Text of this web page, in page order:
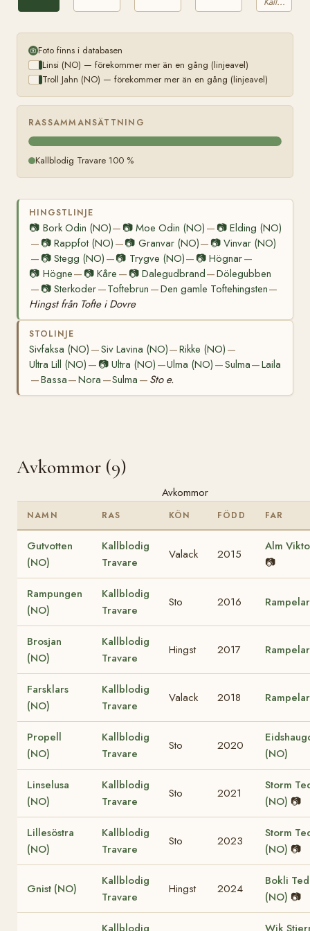
Foto finns i databasen
Linsi (NO) — förekommer mer än en gång (linjeavel)
Troll Jahn (NO) — förekommer mer än en gång (linjeavel)
RASSAMMANSÄTTNING
Kallblodig Travare 100 %
HINGSTLINJE
📷 Bork Odin (NO)— 📷Moe Odin (NO) — 📷 Elding (NO)
— 📷Rappfot (NO) —📷 Granvar (NO)— 📷Vinvar (NO)
— 📷Stegg (NO) —📷 Trygve (NO)— 📷Högnar—
📷 Högne— 📷Kåre — 📷 Dalegudbrand—Dölegubben
— 📷Sterkoder—Toftebrun —Den gamle Toftehingsten—
Hingst från Tofte i Dovre
STOLINJE
Sivfaksa (NO) —Siv Lavina (NO)—Rikke (NO) —
Ultra Lill (NO) — 📷Ultra (NO) —Ulma (NO) —Sulma—Laila
—Bassa—Nora —Sulma — Sto e.
Avkommor (9)
Avkommor
NAMN RAS KÖN FÖDD FAR
Gutvotten
(NO)
Kallblodig
Travare
Valack 2015
Alm
📷
Rampungen
(NO)
Kallblodig
Travare
Sto 2016
Brosjan
(NO)
Kallblodig
Travare
Hingst 2017
Farsklars
(NO)
Kallblodig
Travare
Valack 2018
Propell
(NO)
Kallblodig
Travare
Sto 2020
(NO)
Linselusa
(NO)
Kallblodig
Travare
Sto 2021
Storm
(NO) 📷
Lillesöstra
(NO)
Kallblodig
Travare
Sto 2023
Storm
(NO) 📷
Gnist (NO)
Kallblodig
Travare
Hingst 2024
Bokli
(NO) 📷
Kallblodig Wik